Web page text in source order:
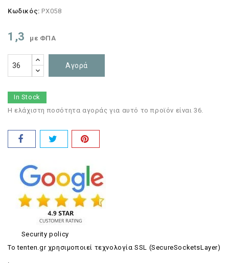
Κωδικός: PX058
1,3 με ΦΠΑ
Αγορά
In Stock
Η ελάχιστη ποσότητα αγοράς για αυτό το προϊόν είναι 36.
Security policy
Το tenten.gr χρησιμοποιεί τεχνολογία SSL (SecureSocketsLayer)